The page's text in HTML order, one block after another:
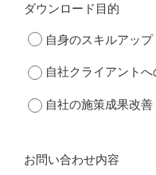
ダウンロード目的
自身のスキルアッ
自社クライアント
自社の施策成果改
お問い合わせ内容